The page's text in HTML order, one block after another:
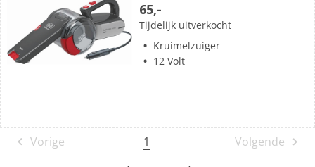
sterren.
65,-
Tijdelijk uitverkocht
Kruimelzuiger
12 Volt
Vorige 1 Volgende